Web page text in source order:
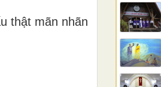
thật mãn nhãn